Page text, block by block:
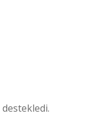
destekledi.